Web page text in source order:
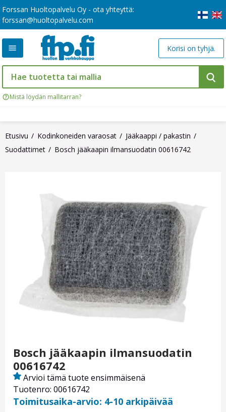
Forssan Huoltopalvelu Oy - ota yhteyttä:
forssan@huoltopalvelu.com
Mistä löydän mallitarran?
Korisi on tyhjä.
Etusivu Kodinkoneiden varaosat
Jääkaappi / pakastin
Suodattimet
Bosch jääkaapin ilmansuodatin 00616742
Bosch jääkaapin ilmansuodatin
00616742
Tuotenro: 00616742
Arvioi tämä tuote ensimmäisenä
Toimitusaika-arvio: 4-10 arkipäivää